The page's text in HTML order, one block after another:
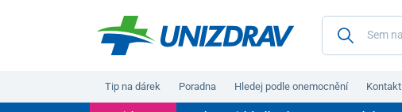
Tip na dárek Poradna Hledej podle onemocnění Kontakt